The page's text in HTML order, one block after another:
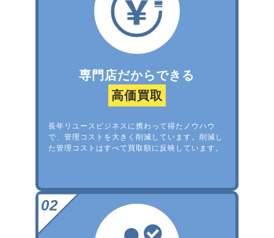
専門店だからできる
高価買取
長年リユースビジネスに携わって得たノウハウ
で、管理コストを大きく削減しています。削減し
た管理コストはすべて買取額に反映しています。